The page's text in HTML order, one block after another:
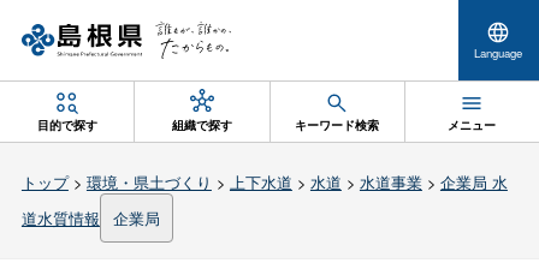
Language
目的で探す 組織で探す キーワード検索 メニュー
トップ> 環境・県土づくり > 上下水道 > 水道 > 水道事業> 企業局 水
道水質情報
企業局